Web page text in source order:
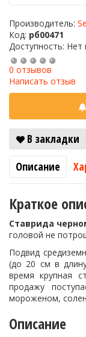
Производитель:
Код: рб00471
Доступность: Нет
0 отзывов
Написать отзыв
В закладки
Описание
Краткое
Ставрида
головой не
Подвид
(до 20 см в
время крупная
продажу
мороженом,
Описание